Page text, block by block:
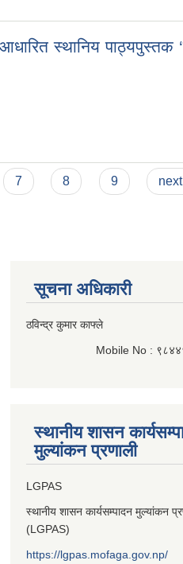
स्थानिय पाठ्यपुस्तक
7 8 9 next
सूचना अधिकारी
ठविन्द्र कुमार काफ्ले
Mobile No :
स्थानीय शासन
मुल्यांकन प्रणाली
LGPAS
स्थानीय शासन कार्यसम्पादन मुल्यांकन
(LGPAS)
https://lgpas.mofaga.gov.np/